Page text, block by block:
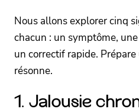
Nous allons explorer cinq
chacun : un symptôme,
un correctif rapide.
résonne.
1. Jalousie